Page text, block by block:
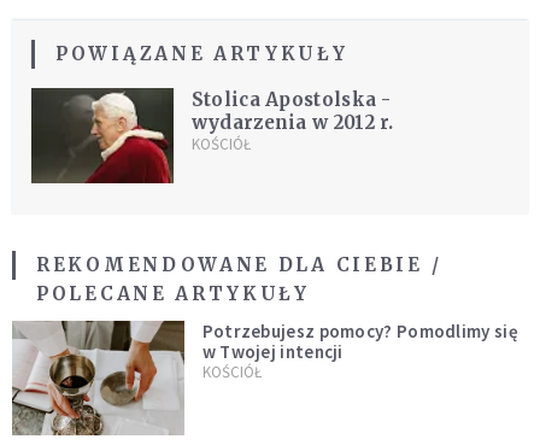
POWIĄZANE ARTYKUŁY
Stolica Apostolska -
wydarzenia w 2012 r.
KOŚCIÓŁ
REKOMENDOWANE DLA CIEBIE /
POLECANE ARTYKUŁY
Potrzebujesz pomocy? Pomodlimy się
w Twojej intencji
KOŚCIÓŁ